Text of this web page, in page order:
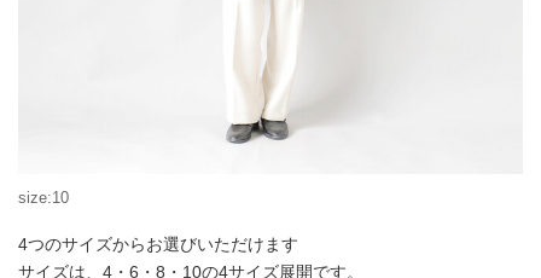
size:10
4つのサイズからお選びいただけます
サイズは、4・6・8・10の4サイズ展開です。